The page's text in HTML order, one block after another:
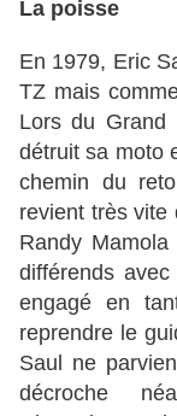
La poisse
En 1979, Eric
TZ mais
Lors du Grand
détruit sa moto
chemin du
revient très vite
Randy
différends
engagé en
reprendre le
Saul ne
décroche